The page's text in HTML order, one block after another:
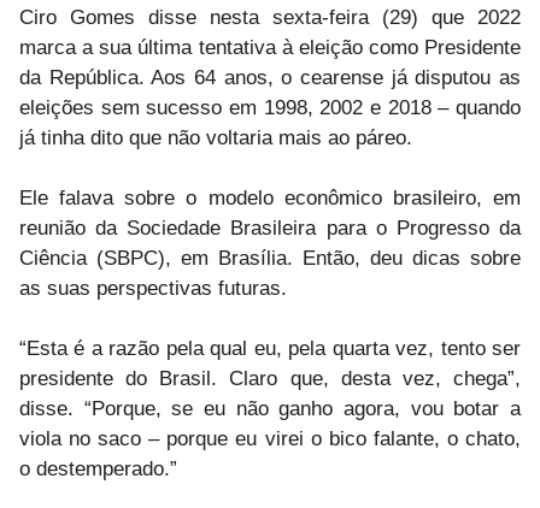
Ciro Gomes disse nesta sexta-feira (29) que 2022
marca a sua última tentativa à eleição como Presidente
da República. Aos 64 anos, o cearense já disputou as
eleições sem sucesso em 1998, 2002 e 2018 – quando
já tinha dito que não voltaria mais ao páreo.
Ele falava sobre o modelo econômico brasileiro, em
reunião da Sociedade Brasileira para o Progresso da
Ciência (SBPC), em Brasília. Então, deu dicas sobre
as suas perspectivas futuras.
“Esta é a razão pela qual eu, pela quarta vez, tento ser
presidente do Brasil. Claro que, desta vez, chega”,
disse. “Porque, se eu não ganho agora, vou botar a
viola no saco – porque eu virei o bico falante, o chato,
o destemperado.”